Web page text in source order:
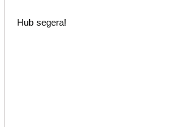
Hub segera!